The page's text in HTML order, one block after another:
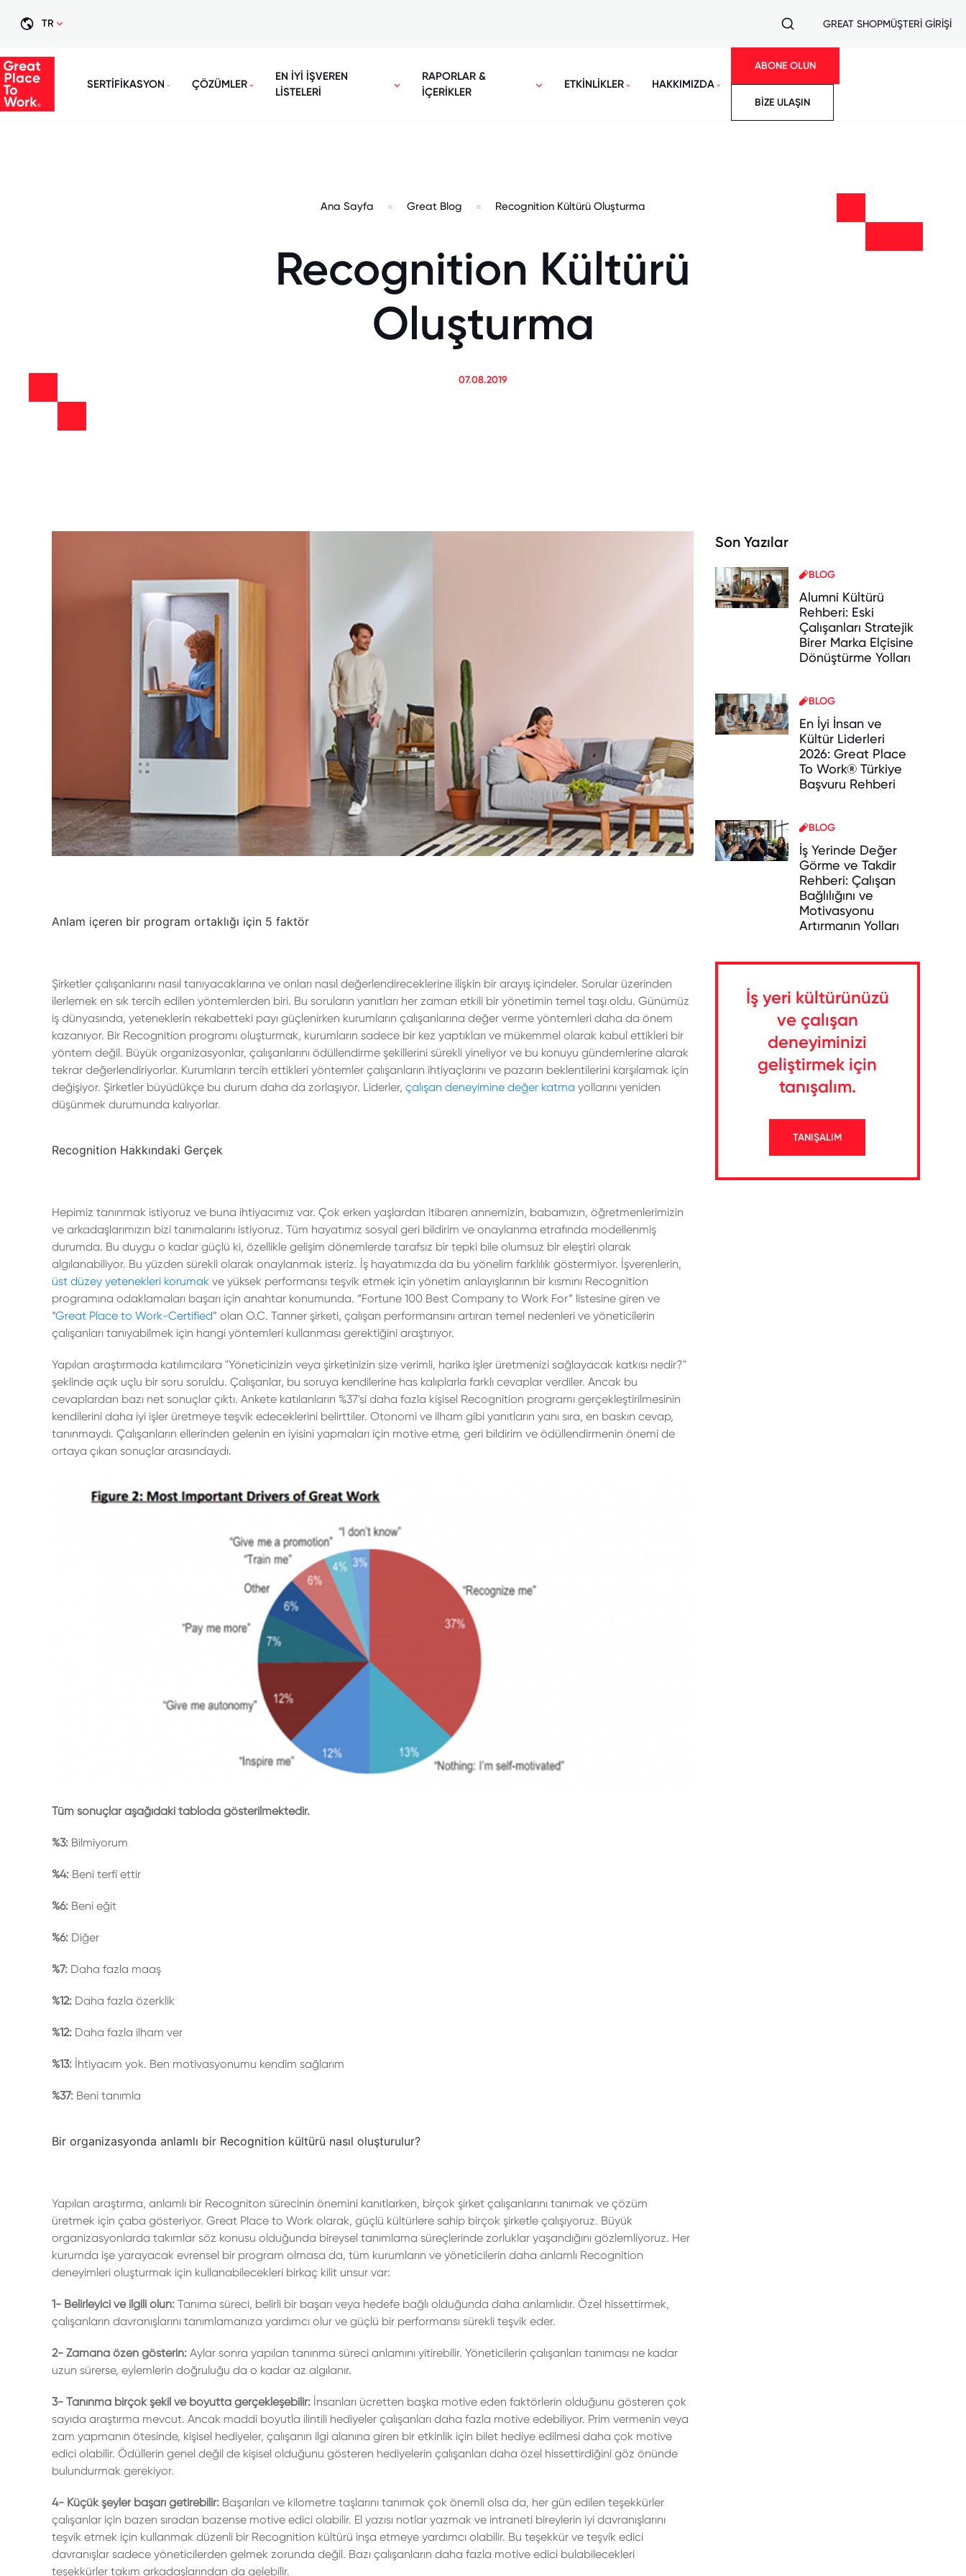
TR GREAT SHOPMÜŞTERİ GİRİŞİ
SERTİFİKASYON ÇÖZÜMLER
EN İYİ İŞVEREN
LİSTELERİ
RAPORLAR &
İÇERİKLER
ETKİNLİKLER HAKKIMIZDA
ABONE OLUN
BİZE ULAŞIN
Ana Sayfa Great Blog Recognition Kültürü Oluşturma
Recognition Kültürü
Oluşturma
07.08.2019
Anlam içeren bir program ortaklığı için 5 faktör
Şirketler çalışanlarını nasıl tanıyacaklarına ve onları nasıl değerlendireceklerine ilişkin bir arayış içindeler. Sorular üzerinden
ilerlemek en sık tercih edilen yöntemlerden biri. Bu soruların yanıtları her zaman etkili bir yönetimin temel taşı oldu. Günümüz
iş dünyasında, yeteneklerin rekabetteki payı güçlenirken kurumların çalışanlarına değer verme yöntemleri daha da önem
kazanıyor. Bir Recognition programı oluşturmak, kurumların sadece bir kez yaptıkları ve mükemmel olarak kabul ettikleri bir
yöntem değil. Büyük organizasyonlar, çalışanlarını ödüllendirme şekillerini sürekli yineliyor ve bu konuyu gündemlerine alarak
tekrar değerlendiriyorlar. Kurumların tercih ettikleri yöntemler çalışanların ihtiyaçlarını ve pazarın beklentilerini karşılamak için
değişiyor. Şirketler büyüdükçe bu durum daha da zorlaşıyor. Liderler, çalışan deneyimine değer katma yollarını yeniden
düşünmek durumunda kalıyorlar.
Recognition Hakkındaki Gerçek
Hepimiz tanınmak istiyoruz ve buna ihtiyacımız var. Çok erken yaşlardan itibaren annemizin, babamızın, öğretmenlerimizin
ve arkadaşlarımızın bizi tanımalarını istiyoruz. Tüm hayatımız sosyal geri bildirim ve onaylanma etrafında modellenmiş
durumda. Bu duygu o kadar güçlü ki, özellikle gelişim dönemlerde tarafsız bir tepki bile olumsuz bir eleştiri olarak
algılanabiliyor. Bu yüzden sürekli olarak onaylanmak isteriz. İş hayatımızda da bu yönelim farklılık göstermiyor. İşverenlerin,
üst düzey yetenekleri korumak ve yüksek performansı teşvik etmek için yönetim anlayışlarının bir kısmını Recognition
programına odaklamaları başarı için anahtar konumunda. “Fortune 100 Best Company to Work For” listesine giren ve
“Great Place to Work-Certified” olan O.C. Tanner şirketi, çalışan performansını artıran temel nedenleri ve yöneticilerin
çalışanları tanıyabilmek için hangi yöntemleri kullanması gerektiğini araştırıyor.
Yapılan araştırmada katılımcılara "Yöneticinizin veya şirketinizin size verimli, harika işler üretmenizi sağlayacak katkısı nedir?"
şeklinde açık uçlu bir soru soruldu. Çalışanlar, bu soruya kendilerine has kalıplarla farklı cevaplar verdiler. Ancak bu
cevaplardan bazı net sonuçlar çıktı. Ankete katılanların %37'si daha fazla kişisel Recognition programı gerçekleştirilmesinin
kendilerini daha iyi işler üretmeye teşvik edeceklerini belirttiler. Otonomi ve ilham gibi yanıtların yanı sıra, en baskın cevap,
tanınmaydı. Çalışanların ellerinden gelenin en iyisini yapmaları için motive etme, geri bildirim ve ödüllendirmenin önemi de
ortaya çıkan sonuçlar arasındaydı.
Tüm sonuçlar aşağıdaki tabloda gösterilmektedir.
%3: Bilmiyorum
%4: Beni terfi ettir
%6: Beni eğit
%6: Diğer
%7: Daha fazla maaş
%12: Daha fazla özerklik
%12: Daha fazla ilham ver
%13: İhtiyacım yok. Ben motivasyonumu kendim sağlarım
%37: Beni tanımla
Bir organizasyonda anlamlı bir Recognition kültürü nasıl oluşturulur?
Yapılan araştırma, anlamlı bir Recogniton sürecinin önemini kanıtlarken, birçok şirket çalışanlarını tanımak ve çözüm
üretmek için çaba gösteriyor. Great Place to Work olarak, güçlü kültürlere sahip birçok şirketle çalışıyoruz. Büyük
organizasyonlarda takımlar söz konusu olduğunda bireysel tanımlama süreçlerinde zorluklar yaşandığını gözlemliyoruz. Her
kurumda işe yarayacak evrensel bir program olmasa da, tüm kurumların ve yöneticilerin daha anlamlı Recognition
deneyimleri oluşturmak için kullanabilecekleri birkaç kilit unsur var:
1- Belirleyici ve ilgili olun: Tanıma süreci, belirli bir başarı veya hedefe bağlı olduğunda daha anlamlıdır. Özel hissettirmek,
çalışanların davranışlarını tanımlamanıza yardımcı olur ve güçlü bir performansı sürekli teşvik eder.
2- Zamana özen gösterin: Aylar sonra yapılan tanınma süreci anlamını yitirebilir. Yöneticilerin çalışanları tanıması ne kadar
uzun sürerse, eylemlerin doğruluğu da o kadar az algılanır.
3- Tanınma birçok şekil ve boyutta gerçekleşebilir: İnsanları ücretten başka motive eden faktörlerin olduğunu gösteren çok
sayıda araştırma mevcut. Ancak maddi boyutla ilintili hediyeler çalışanları daha fazla motive edebiliyor. Prim vermenin veya
zam yapmanın ötesinde, kişisel hediyeler, çalışanın ilgi alanına giren bir etkinlik için bilet hediye edilmesi daha çok motive
edici olabilir. Ödüllerin genel değil de kişisel olduğunu gösteren hediyelerin çalışanları daha özel hissettirdiğini göz önünde
bulundurmak gerekiyor.
4- Küçük şeyler başarı getirebilir: Başarıları ve kilometre taşlarını tanımak çok önemli olsa da, her gün edilen teşekkürler
çalışanlar için bazen sıradan bazense motive edici olabilir. El yazısı notlar yazmak ve intraneti bireylerin iyi davranışlarını
teşvik etmek için kullanmak düzenli bir Recognition kültürü inşa etmeye yardımcı olabilir. Bu teşekkür ve teşvik edici
davranışlar sadece yöneticilerden gelmek zorunda değil. Bazı çalışanların daha fazla motive edici bulabilecekleri
teşekkürler takım arkadaşlarından da gelebilir.
Son Yazılar
BLOG
Alumni Kültürü
Rehberi: Eski
Çalışanları Stratejik
Birer Marka Elçisine
Dönüştürme Yolları
BLOG
En İyi İnsan ve
Kültür Liderleri
2026: Great Place
To Work® Türkiye
Başvuru Rehberi
BLOG
İş Yerinde Değer
Görme ve Takdir
Rehberi: Çalışan
Bağlılığını ve
Motivasyonu
Artırmanın Yolları
İş yeri kültürünüzü
ve çalışan
deneyiminizi
geliştirmek için
tanışalım.
TANIŞALIM